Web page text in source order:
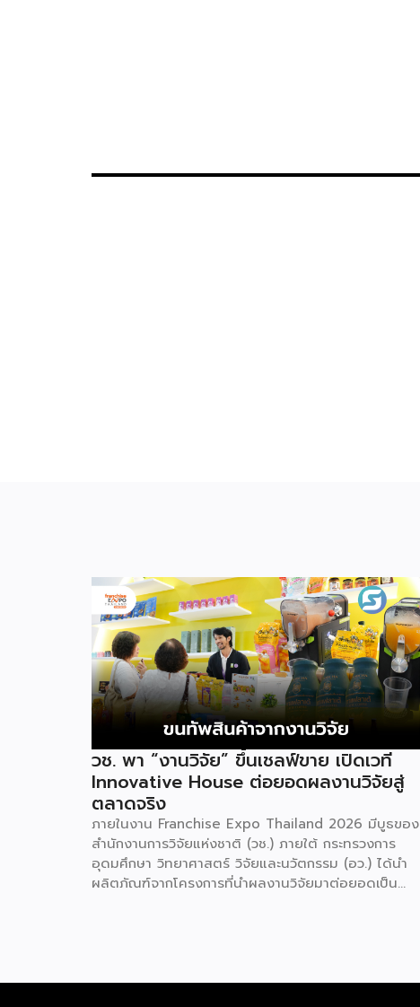
วช. พา “งานวิจัย” ขึ้นเชลฟ์ขาย เปิดเวที
Innovative House ต่อยอดผลงานวิจัยสู่
ตลาดจริง
ภายในงาน Franchise Expo Thailand 2026 มีบูธของ
สำนักงานการวิจัยแห่งชาติ (วช.) ภายใต้ กระทรวงการ
อุดมศึกษา วิทยาศาสตร์ วิจัยและนวัตกรรม (อว.) ได้นำ
ผลิตภัณฑ์จากโครงการที่นำผลงานวิจัยมาต่อยอดเป็น
อาวุโส แน่นอนว่านี่เป็นหน่วยงานผู้อยู่เบื้องหลังงานวิจัย